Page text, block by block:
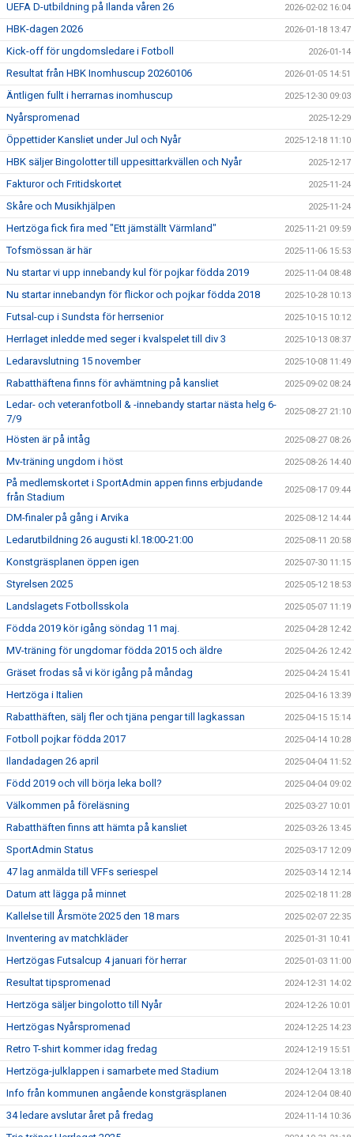
UEFA D-utbildning på Ilanda våren 26 2026-02-02 16:04
HBK-dagen 2026 2026-01-18 13:47
Kick-off för ungdomsledare i Fotboll 2026-01-14
Resultat från HBK Inomhuscup 20260106 2026-01-05 14:51
Äntligen fullt i herrarnas inomhuscup 2025-12-30 09:03
Nyårspromenad 2025-12-29
Öppettider Kansliet under Jul och Nyår 2025-12-18 11:10
HBK säljer Bingolotter till uppesittarkvällen och Nyår 2025-12-17
Fakturor och Fritidskortet 2025-11-24
Skåre och Musikhjälpen 2025-11-24
Hertzöga fick fira med "Ett jämställt Värmland" 2025-11-21 09:59
Tofsmössan är här 2025-11-06 15:53
Nu startar vi upp innebandy kul för pojkar födda 2019 2025-11-04 08:48
Nu startar innebandyn för flickor och pojkar födda 2018 2025-10-28 10:13
Futsal-cup i Sundsta för herrsenior 2025-10-15 10:12
Herrlaget inledde med seger i kvalspelet till div 3 2025-10-13 08:37
Ledaravslutning 15 november 2025-10-08 11:49
Rabatthäftena finns för avhämtning på kansliet 2025-09-02 08:24
Ledar- och veteranfotboll & -innebandy startar nästa helg 6-
7/9
2025-08-27 21:10
Hösten är på intåg 2025-08-27 08:26
Mv-träning ungdom i höst 2025-08-26 14:40
På medlemskortet i SportAdmin appen finns erbjudande
från Stadium
2025-08-17 09:44
DM-finaler på gång i Arvika 2025-08-12 14:44
Ledarutbildning 26 augusti kl.18:00-21:00 2025-08-11 20:58
Konstgräsplanen öppen igen 2025-07-30 11:15
Styrelsen 2025 2025-05-12 18:53
Landslagets Fotbollsskola 2025-05-07 11:19
Födda 2019 kör igång söndag 11 maj. 2025-04-28 12:42
MV-träning för ungdomar födda 2015 och äldre 2025-04-26 12:42
Gräset frodas så vi kör igång på måndag 2025-04-24 15:41
Hertzöga i Italien 2025-04-16 13:39
Rabatthäften, sälj fler och tjäna pengar till lagkassan 2025-04-15 15:14
Fotboll pojkar födda 2017 2025-04-14 10:28
Ilandadagen 26 april 2025-04-04 11:52
Född 2019 och vill börja leka boll? 2025-04-04 09:02
Välkommen på föreläsning 2025-03-27 10:01
Rabatthäften finns att hämta på kansliet 2025-03-26 13:45
SportAdmin Status 2025-03-17 12:09
47 lag anmälda till VFFs seriespel 2025-03-14 12:14
Datum att lägga på minnet 2025-02-18 11:28
Kallelse till Årsmöte 2025 den 18 mars 2025-02-07 22:35
Inventering av matchkläder 2025-01-31 10:41
Hertzögas Futsalcup 4 januari för herrar 2025-01-03 11:00
Resultat tipspromenad 2024-12-31 14:02
Hertzöga säljer bingolotto till Nyår 2024-12-26 10:01
Hertzögas Nyårspromenad 2024-12-25 14:23
Retro T-shirt kommer idag fredag 2024-12-19 15:51
Hertzöga-julklappen i samarbete med Stadium 2024-12-04 13:18
Info från kommunen angående konstgräsplanen 2024-12-04 08:40
34 ledare avslutar året på fredag 2024-11-14 10:36